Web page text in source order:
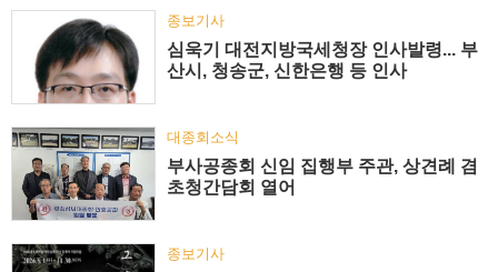
종보기사
심욱기 대전지방국세청장 인사발령... 부
산시, 청송군, 신한은행 등 인사
대종회소식
부사공종회 신임 집행부 주관, 상견례 겸
초청간담회 열어
종보기사